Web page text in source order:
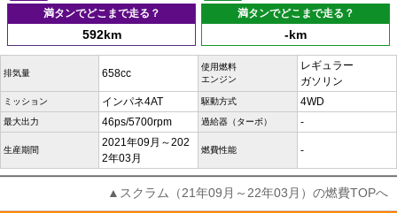
満タンでどこまで走る？
592km
満タンでどこまで走る？
-km
排気量 658cc
使用燃料
エンジン
レギュラー
ガソリン
ミッション インパネ4AT 駆動方式 4WD
最大出力 46ps/5700rpm 過給器（ターボ） -
生産期間
2021年09月～202
2年03月
燃費性能 -
▲スクラム（21年09月～22年03月）の燃費TOPへ